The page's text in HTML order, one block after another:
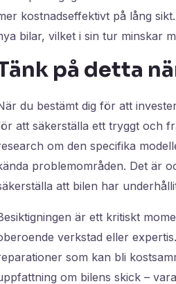
kostnadseffektivt på lång
bilar, vilket i sin tur minskar
på detta
du bestämt dig för att
att säkerställa ett tryggt och
om den specifika
problemområden. Det är
att bilen har
är ett kritiskt
verkstad eller
som kan bli
om bilens skick –